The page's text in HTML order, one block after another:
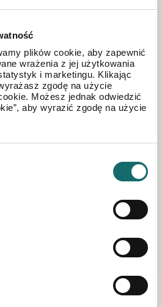
plików cookie, aby zapewnić
wrażenia z jej użytkowania
i marketingu. Klikając
zgodę na użycie
Możesz jednak odwiedzić
aby wyrazić zgodę na użycie
i
Polityki
WYŚLIJ